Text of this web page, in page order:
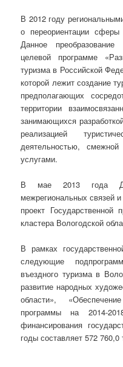
В 2012 году
о переориентации
Данное
целевой программе
туризма в Российской
которой лежит создание
предполагающих
территории
занимающихся
реализацией
деятельностью,
услугами.
В мае 2013 года
межрегиональных связей
проект Государственной
кластера Вологодской
В рамках
следующие
въездного туризма в
развитие народных
области»,
программы на 2014-
финансирования
годы составляет 572